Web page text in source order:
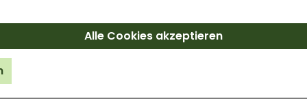
KÖNNTE DIR AUCH
Alle Cookies akzeptieren